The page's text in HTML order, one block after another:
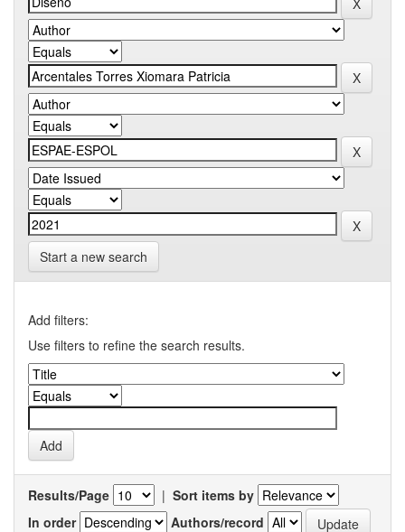
Start a new search
Add filters:
Use filters to refine the search results.
Results/Page | Sort items by
In order
Authors/record